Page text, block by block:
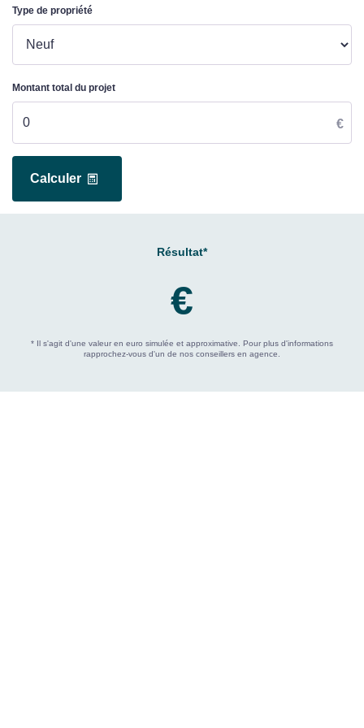
Type de propriété
Montant total du projet
€
Calculer
Résultat*
€
* Il s'agit d'une valeur en euro simulée et approximative. Pour plus d'informations
rapprochez-vous d'un de nos conseillers en agence.